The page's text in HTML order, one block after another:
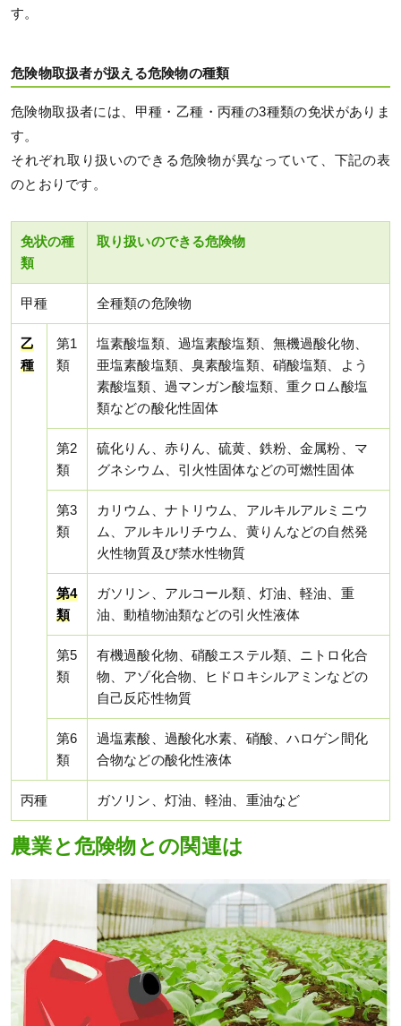
す。
危険物取扱者が扱える危険物の種類
危険物取扱者には、甲種・乙種・丙種の3種類の免状がありま
す。
それぞれ取り扱いのできる危険物が異なっていて、下記の表
のとおりです。
免状の種
類
取り扱いのできる危険物
甲種 全種類の危険物
乙
種
第1
類
塩素酸塩類、過塩素酸塩類、無機過酸化物、
亜塩素酸塩類、臭素酸塩類、硝酸塩類、よう
素酸塩類、過マンガン酸塩類、重クロム酸塩
類などの酸化性固体
第2
類
硫化りん、赤りん、硫黄、鉄粉、金属粉、マ
グネシウム、引火性固体などの可燃性固体
第3
類
カリウム、ナトリウム、アルキルアルミニウ
ム、アルキルリチウム、黄りんなどの自然発
火性物質及び禁水性物質
第4
類
ガソリン、アルコール類、灯油、軽油、重
油、動植物油類などの引火性液体
第5
類
有機過酸化物、硝酸エステル類、ニトロ化合
物、アゾ化合物、ヒドロキシルアミンなどの
自己反応性物質
第6
類
過塩素酸、過酸化水素、硝酸、ハロゲン間化
合物などの酸化性液体
丙種 ガソリン、灯油、軽油、重油など
農業と危険物との関連は